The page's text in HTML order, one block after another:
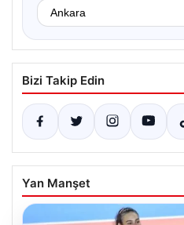
Bizi Takip Edin
Yan Manşet